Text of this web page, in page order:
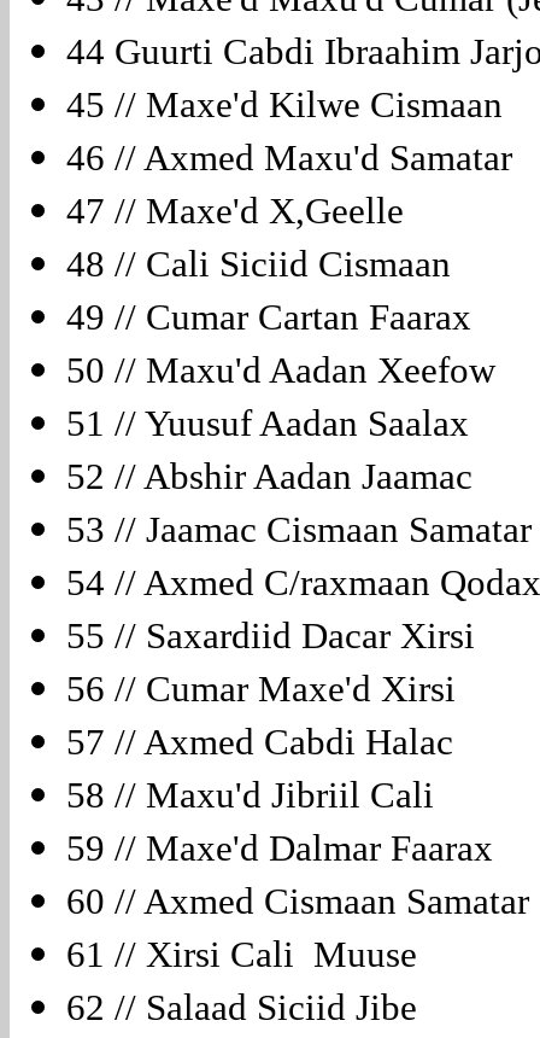
44 Guurti Cabdi Ibraahim
45 // Maxe'd Kilwe Cismaan
46 // Axmed Maxu'd Samatar
47 // Maxe'd X,Geelle
48 // Cali Siciid Cismaan
49 // Cumar Cartan Faarax
50 // Maxu'd Aadan Xeefow
51 // Yuusuf Aadan Saalax
52 // Abshir Aadan Jaamac
53 // Jaamac Cismaan
54 // Axmed C/raxmaan
55 // Saxardiid Dacar Xirsi
56 // Cumar Maxe'd Xirsi
57 // Axmed Cabdi Halac
58 // Maxu'd Jibriil Cali
59 // Maxe'd Dalmar Faarax
60 // Axmed Cismaan
61 // Xirsi Cali Muuse
62 // Salaad Siciid Jibe